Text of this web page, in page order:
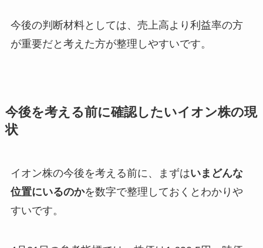
今後の判断材料としては、売上高より利益率の方
が重要だと考えた方が整理しやすいです。
今後を考える前に確認したいイオン株の現
状
イオン株の今後を考える前に、まずはいまどんな
位置にいるのかを数字で整理しておくとわかりや
すいです。